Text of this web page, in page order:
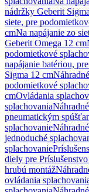
nádržky Geberit
siete, pre
cmNa napájanie zo
Geberit Omega 12 cm
podomietkové
napájanie batériou,
Sigma 12 cm
podomietkové
cmOvládania
splachovania
pneumatickým
splachovanie
jednoduché
splachovanie
diely pre
hrubú montáž
ovládania